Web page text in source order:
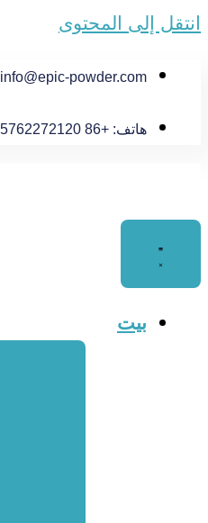
انتقل إلى المحتوى
info@epic-powder.com
هاتف: +86 15762272120
بيت